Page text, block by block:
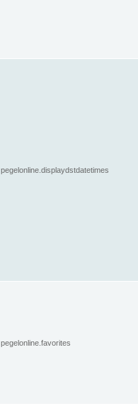
pegelonline.displaydstdatetimes
pegelonline.favorites